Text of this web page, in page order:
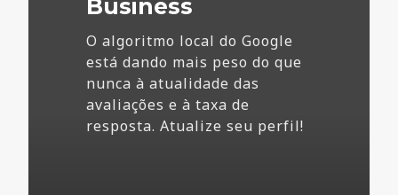
Business
O algoritmo local do Google
está dando mais peso do que
nunca à atualidade das
avaliações e à taxa de
resposta. Atualize seu perfil!